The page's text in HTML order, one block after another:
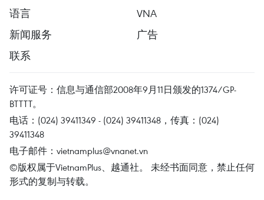
语言
VNA
新闻服务
广告
联系
许可证号：信息与通信部2008年9月11日颁发的1374/GP-
BTTTT。
电话：(024) 39411349 - (024) 39411348，传真：(024)
39411348
电子邮件： vietnamplus@vnanet.vn
©版权属于VietnamPlus、越通社。 未经书面同意，禁止任何
形式的复制与转载。